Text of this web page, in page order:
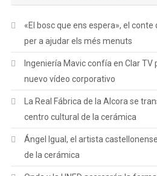
«El bosc que ens espera», el conte
per a ajudar els més menuts
Ingeniería Mavic confía en Clar TV
nuevo vídeo corporativo
La Real Fábrica de la Alcora se
centro cultural de la cerámica
Ángel Igual, el artista
de la cerámica